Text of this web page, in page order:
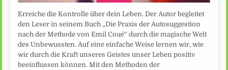
Erreiche die Kontrolle über dein Leben. Der Autor begleitet
den Leser in seinem Buch „Die Praxis der Autosuggestion
nach der Methode von Emil Coué“ durch die magische Welt
des Unbewussten. Auf eine einfache Weise lernen wir, wie
wir durch die Kraft unseres Geistes unser Leben positiv
beeinflussen können. Mit den Methoden der